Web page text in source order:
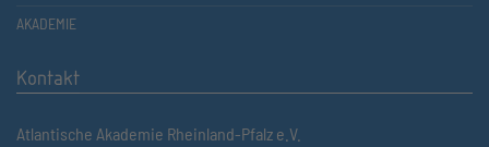
AKADEMIE
Kontakt
Atlantische Akademie Rheinland-Pfalz e.V.